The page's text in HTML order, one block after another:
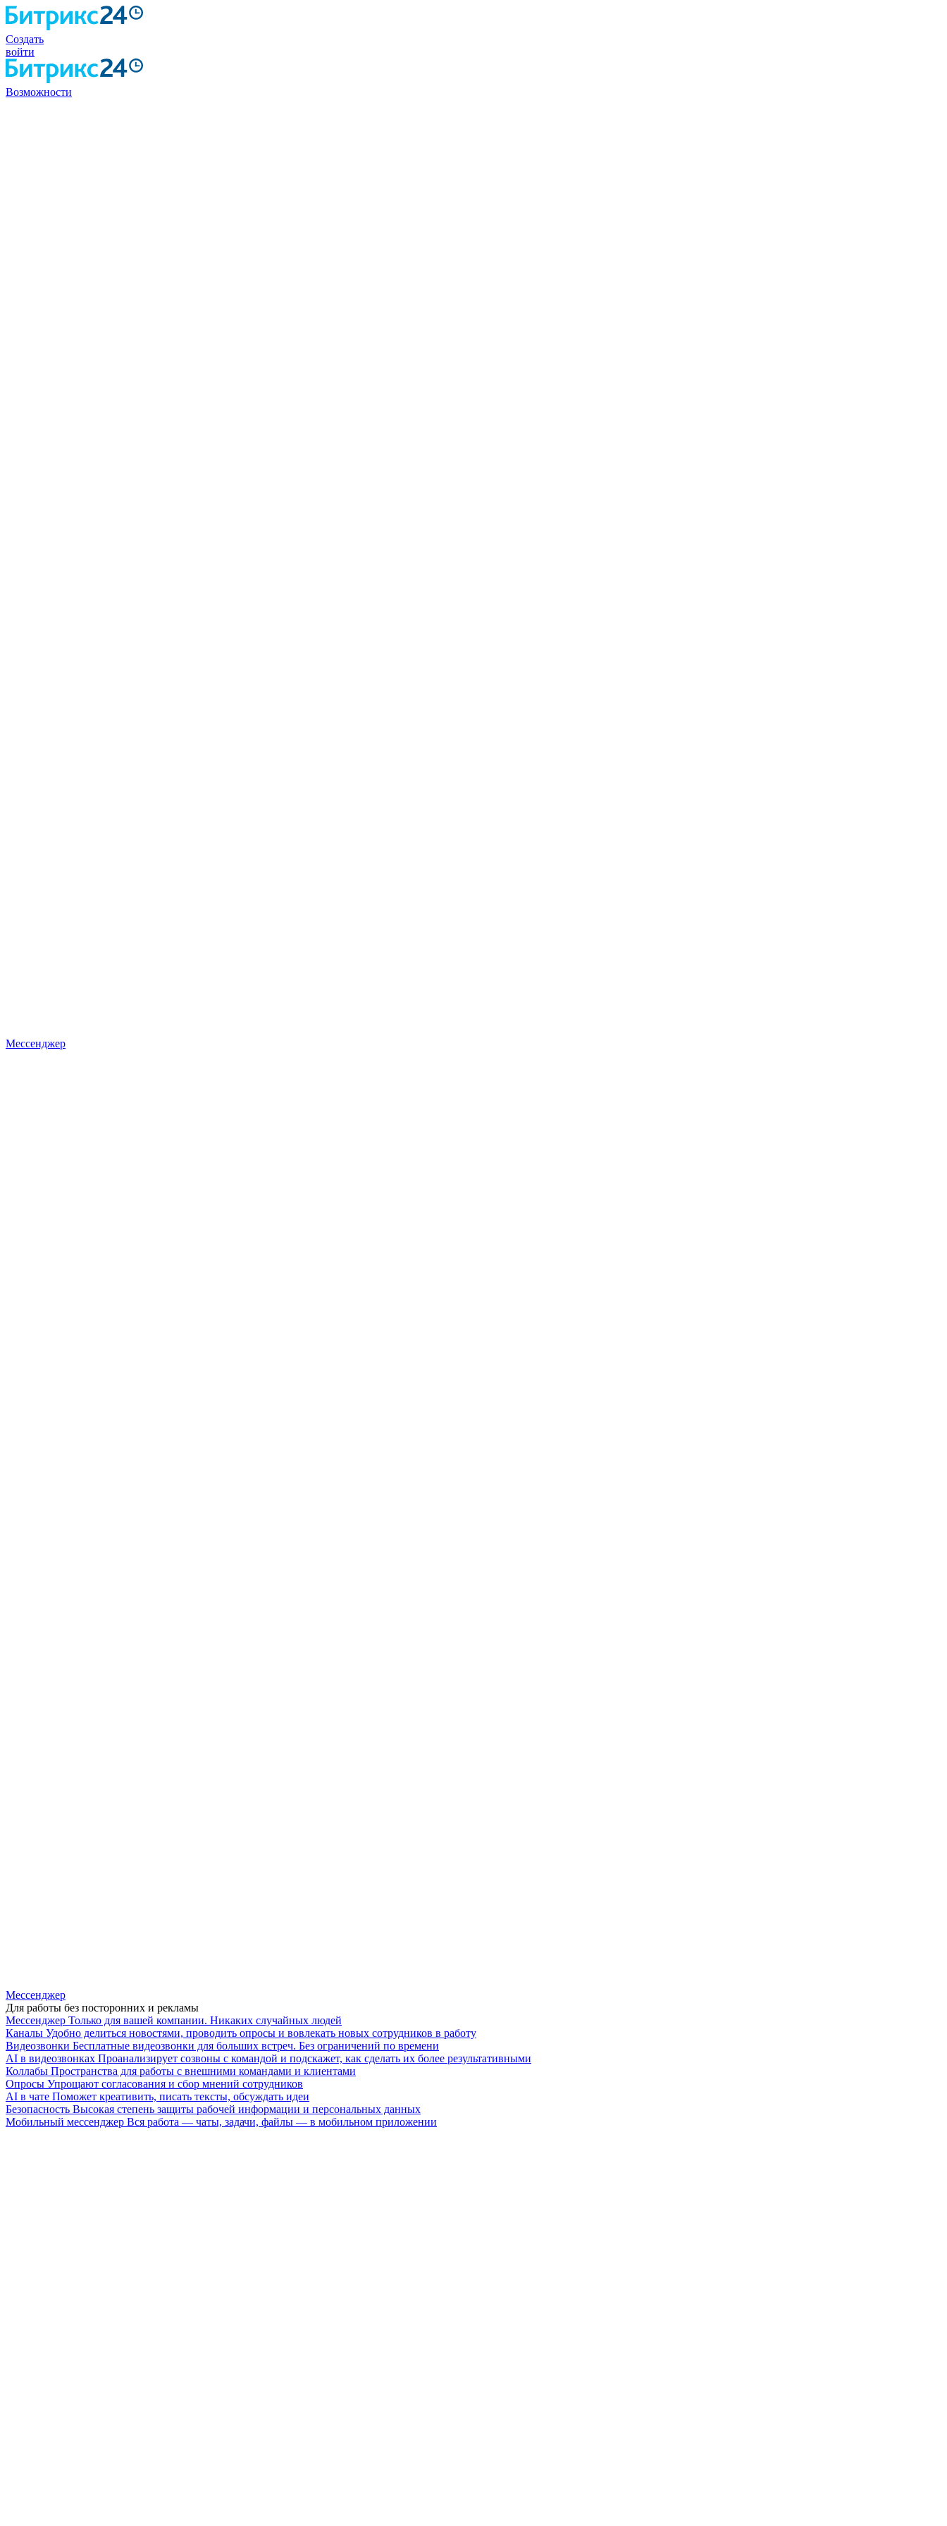
Создать
войти
Возможности
Мессенджер
Мессенджер
Для работы без посторонних и рекламы
Мессенджер Только для вашей компании. Никаких случайных людей
Каналы Удобно делиться новостями, проводить опросы и вовлекать новых сотрудников в работу
Видеозвонки Бесплатные видеозвонки для больших встреч. Без ограничений по времени
AI в видеозвонках Проанализирует созвоны с командой и подскажет, как сделать их более результативными
Коллабы Пространства для работы с внешними командами и клиентами
Опросы Упрощают согласования и сбор мнений сотрудников
AI в чате Поможет креативить, писать тексты, обсуждать идеи
Безопасность Высокая степень защиты рабочей информации и персональных данных
Мобильный мессенджер Вся работа — чаты, задачи, файлы — в мобильном приложении